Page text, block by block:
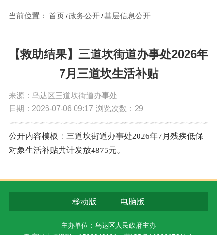
当前位置： 首页 /政务公开/基层信息公开
【救助结果】三道坎街道办事处2026年
7月三道坎生活补贴
来源：乌达区三道坎街道办事处
日期：2026-07-06 09:17 浏览次数： 29
公开内容模板：三道坎街道办事处2026年7月残疾低保
对象生活补贴共计发放4875元。
移动版 电脑版
主办单位：乌达区人民政府主办